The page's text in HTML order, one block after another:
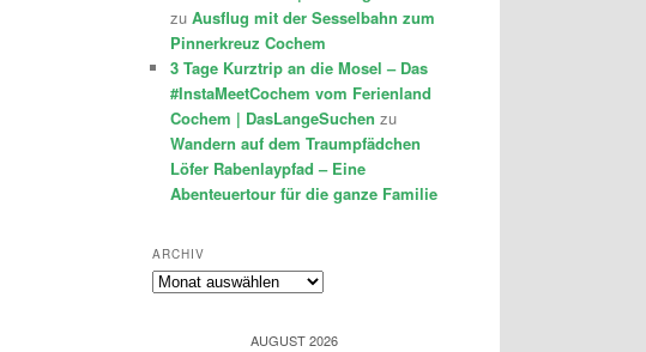
zu Ausflug mit der Sesselbahn zum
Pinnerkreuz Cochem
3 Tage Kurztrip an die Mosel – Das
#InstaMeetCochem vom Ferienland
Cochem | DasLangeSuchen zu
Wandern auf dem Traumpfädchen
Löfer Rabenlaypfad – Eine
Abenteuertour für die ganze Familie
ARCHIV
Archiv
AUGUST 2026